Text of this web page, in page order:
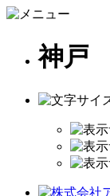
神戸